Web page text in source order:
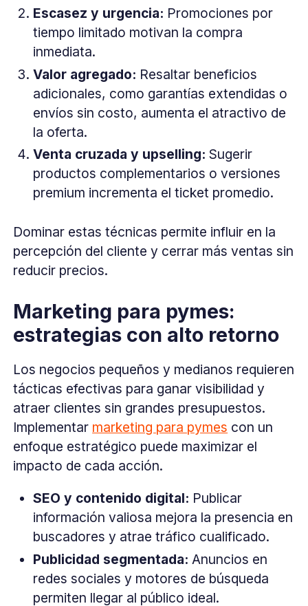
Escasez y urgencia: Promociones por
tiempo limitado motivan la compra
inmediata.
Valor agregado: Resaltar beneficios
adicionales, como garantías extendidas o
envíos sin costo, aumenta el atractivo de
la oferta.
Venta cruzada y upselling: Sugerir
productos complementarios o versiones
premium incrementa el ticket promedio.
Dominar estas técnicas permite influir en la
percepción del cliente y cerrar más ventas sin
reducir precios.
Marketing para pymes:
estrategias con alto retorno
Los negocios pequeños y medianos requieren
tácticas efectivas para ganar visibilidad y
atraer clientes sin grandes presupuestos.
Implementar marketing para pymes con un
enfoque estratégico puede maximizar el
impacto de cada acción.
SEO y contenido digital: Publicar
información valiosa mejora la presencia en
buscadores y atrae tráfico cualificado.
Publicidad segmentada: Anuncios en
redes sociales y motores de búsqueda
permiten llegar al público ideal.